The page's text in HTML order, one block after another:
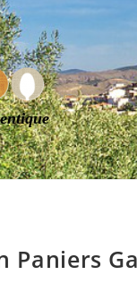
Paniers